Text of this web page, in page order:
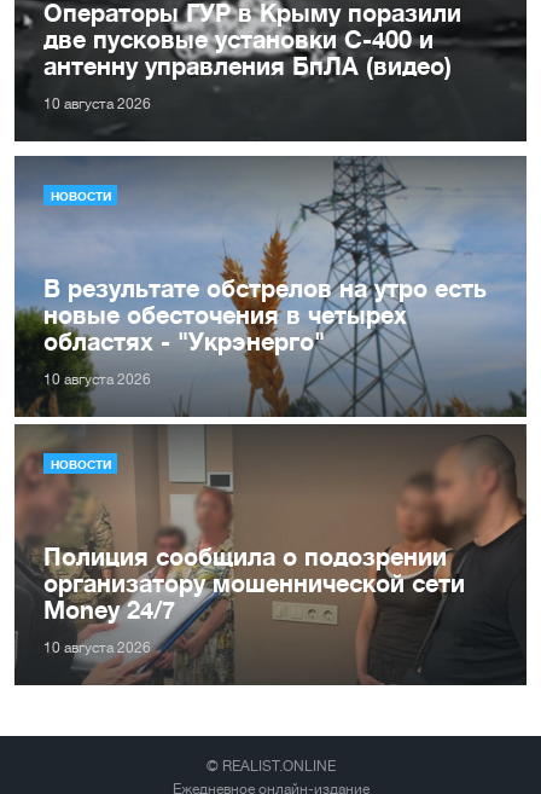
Операторы ГУР в Крыму поразили
две пусковые установки С-400 и
антенну управления БпЛА (видео)
10 августа 2026
НОВОСТИ
В результате обстрелов на утро есть
новые обесточения в четырех
областях - "Укрэнерго"
10 августа 2026
НОВОСТИ
Полиция сообщила о подозрении
организатору мошеннической сети
Money 24/7
10 августа 2026
© REALIST.ONLINE
Ежедневное онлайн-издание